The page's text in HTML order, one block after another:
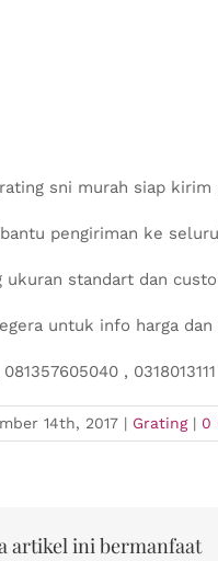
sni murah siap kirim
pengiriman ke
ukuran standart dan
untuk info harga
, 0318013111
14th, 2017 | Grating | 0
artikel ini bermanfaat